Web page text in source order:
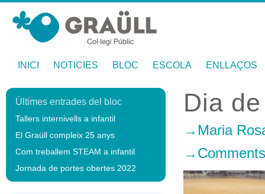
INICI NOTICIES BLOC ESCOLA ENLLAÇOS
Últimes entrades del bloc
Tallers internivells a infantil
El Graüll compleix 25 anys
Com treballem STEAM a infantil
Jornada de portes obertes 2022
Dia
Maria